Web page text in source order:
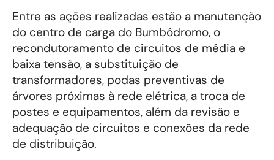
Entre as ações realizadas estão a manutenção
do centro de carga do Bumbódromo, o
recondutoramento de circuitos de média e
baixa tensão, a substituição de
transformadores, podas preventivas de
árvores próximas à rede elétrica, a troca de
postes e equipamentos, além da revisão e
adequação de circuitos e conexões da rede
de distribuição.